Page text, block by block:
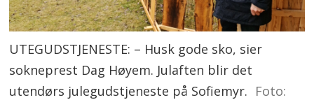
UTEGUDSTJENESTE: – Husk gode sko, sier
sokneprest Dag Høyem. Julaften blir det
utendørs julegudstjeneste på Sofiemyr. Foto: